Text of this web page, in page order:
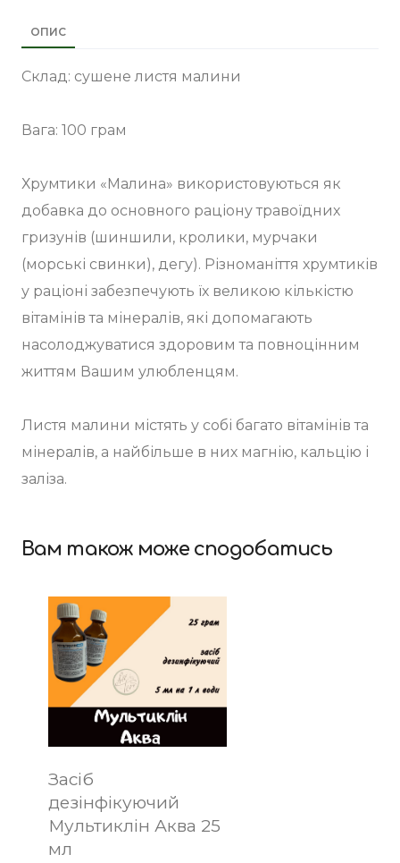
ОПИС
Склад: сушене листя малини
Вага: 100 грам
Хрумтики «Малина» використовуються як
добавка до основного раціону травоїдних
гризунів (шиншили, кролики, мурчаки
(морські свинки), дегу). Різноманіття хрумтиків
у раціоні забезпечують їх великою кількістю
вітамінів та мінералів, які допомагають
насолоджуватися здоровим та повноцінним
життям Вашим улюбленцям.
Листя малини містять у собі багато вітамінів та
мінералів, а найбільше в них магнію, кальцію і
заліза.
Вам також може сподобатись
Засіб
дезінфікуючий
Мультиклін Аква 25
мл